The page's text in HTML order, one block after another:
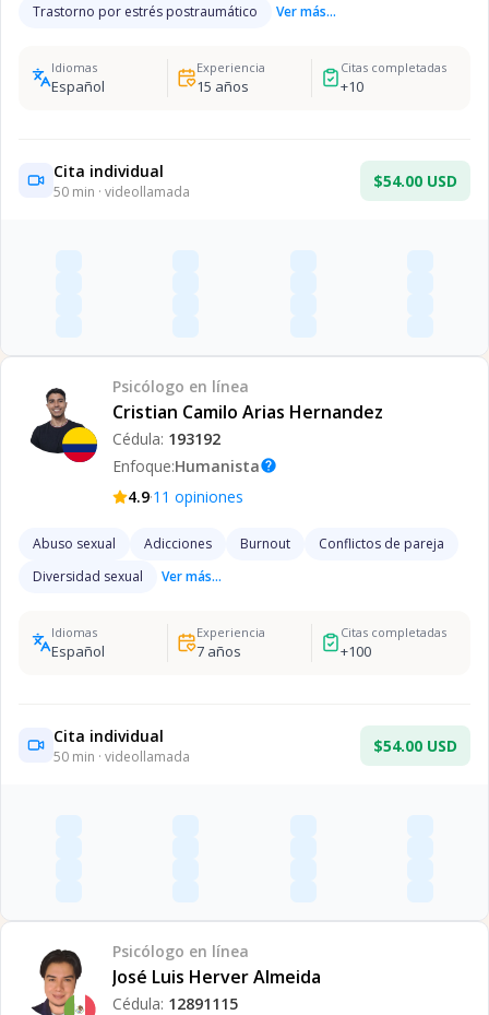
Trastorno por estrés postraumático
Ver más...
Idiomas
Español
Experiencia
15 años
Citas completadas
+10
Cita individual
50 min · videollamada
$54.00 USD
Psicólogo en línea
Cristian Camilo Arias Hernandez
Cédula: 193192
Enfoque:Humanistahelp
4.9·11 opiniones
Abuso sexual Adicciones Burnout
Conflictos de pareja
Diversidad sexual
Ver más...
Idiomas
Español
Experiencia
7años
Citas completadas
+100
Cita individual
50 min · videollamada
$54.00 USD
Psicólogo en línea
José Luis Herver Almeida
Cédula: 12891115